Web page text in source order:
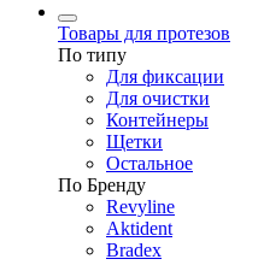
Товары для протезов
По типу
Для фиксации
Для очистки
Контейнеры
Щетки
Остальное
По Бренду
Revyline
Aktident
Bradex